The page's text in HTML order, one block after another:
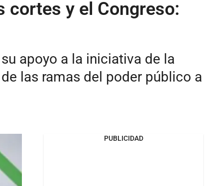
cortes y el Congreso:
apoyo a la iniciativa de la
las ramas del poder público a
PUBLICIDAD